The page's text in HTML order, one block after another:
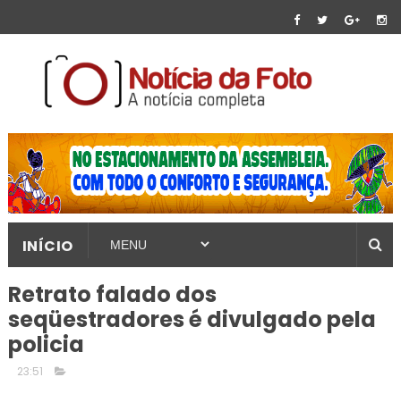
INÍCIO
Retrato falado dos
seqüestradores é divulgado pela
policia
23:51